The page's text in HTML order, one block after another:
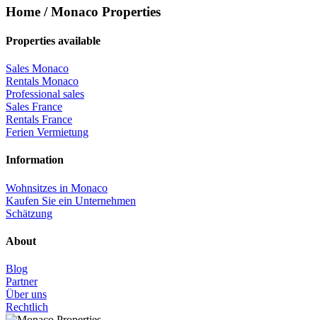
Home / Monaco Properties
Properties available
Sales Monaco
Rentals Monaco
Professional sales
Sales France
Rentals France
Ferien Vermietung
Information
Wohnsitzes in Monaco
Kaufen Sie ein Unternehmen
Schätzung
About
Blog
Partner
Über uns
Rechtlich